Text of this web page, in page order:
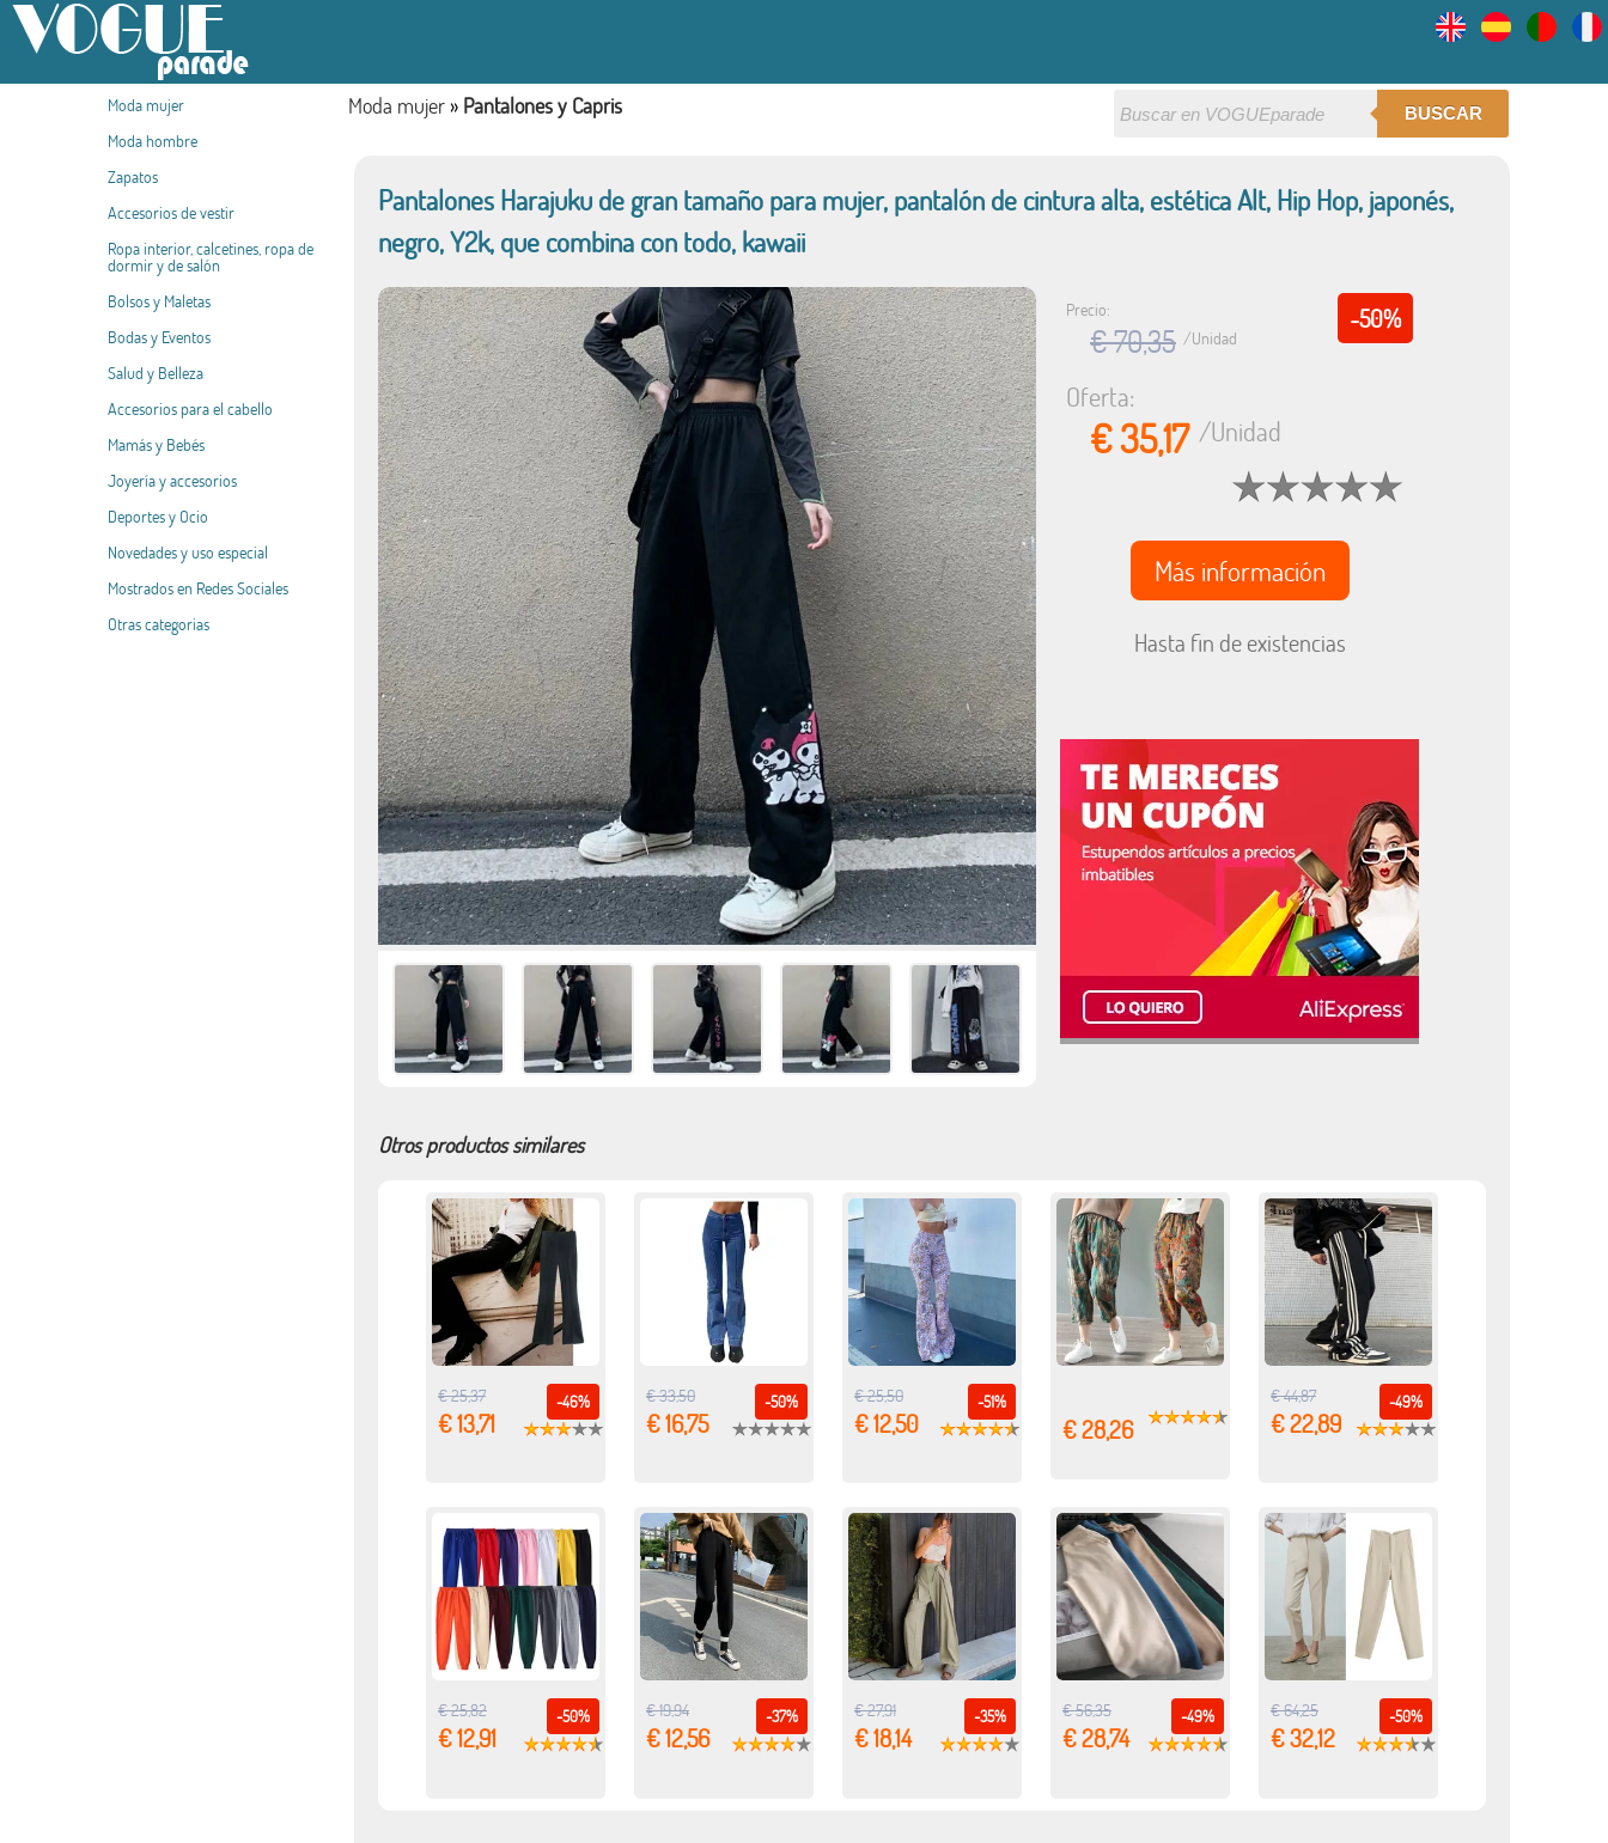
Moda mujer
Moda hombre
Zapatos
Accesorios de vestir
Ropa interior, calcetines, ropa de
dormir y de salón
Bolsos y Maletas
Bodas y Eventos
Salud y Belleza
Accesorios para el cabello
Mamás y Bebés
Joyería y accesorios
Deportes y Ocio
Novedades y uso especial
Mostrados en Redes Sociales
Otras categorias
BUSCAR
Moda mujer » Pantalones y Capris
Pantalones Harajuku de gran tamaño para mujer, pantalón de cintura alta, estética Alt, Hip Hop, japonés,
negro, Y2k, que combina con todo, kawaii
-50%
Precio:
€ 70,35 /Unidad
Oferta:
€ 35,17/Unidad
Más información
Hasta fin de existencias
Otros productos similares
-46%
€ 25,37
€ 13,71
-50%
€ 33,50
€ 16,75
-51%
€ 25,50
€ 12,50 € 28,26
-49%
€ 44,87
€ 22,89
-50%
€ 25,82
€ 12,91
-37%
€ 19,94
€ 12,56
-35%
€ 27,91
€ 18,14
-49%
€ 56,35
€ 28,74
-50%
€ 64,25
€ 32,12